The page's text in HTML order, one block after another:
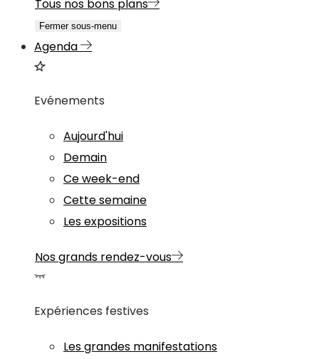
Tous nos bons plans
Fermer sous-menu
Agenda
Evénements
Aujourd'hui
Demain
Ce week-end
Cette semaine
Les expositions
Nos grands rendez-vous
Expériences festives
Les grandes manifestations